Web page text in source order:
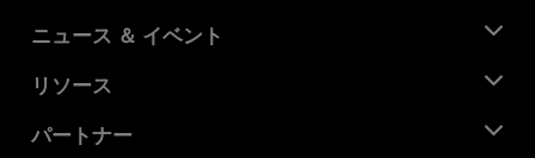
AMD について
企業責任
キャリア
お問い合わせ
ニュース ＆ イベント
ニュースルーム
メディア ライブラリ
リソース
デベロッパー セントラル
パートナー